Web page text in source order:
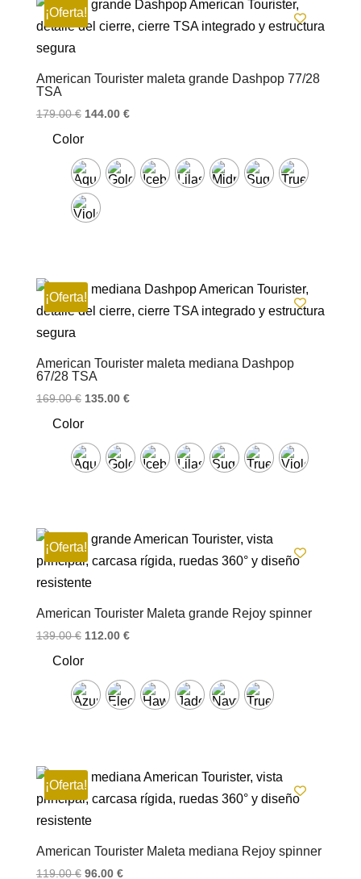
¡Oferta!
American Tourister maleta grande Dashpop 77/28
TSA
179.00€ El
era:
179.00 €.
144.00 €El
es:
144.00 €.
Color
¡Oferta!
American Tourister maleta mediana Dashpop
67/28 TSA
169.00€ El
era:
169.00 €.
135.00 €El
es:
135.00 €.
Color
¡Oferta!
American Tourister Maleta grande Rejoy spinner
139.00€ El
era:
139.00 €.
112.00 €El
es:
112.00 €.
Color
¡Oferta!
American Tourister Maleta mediana Rejoy spinner
119.00€ El
96.00 €El